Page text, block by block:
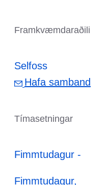
Framkvæmdaraðili
Selfoss
Hafa samband
Tímasetningar
Fimmtudagur -
Fimmtudagur,